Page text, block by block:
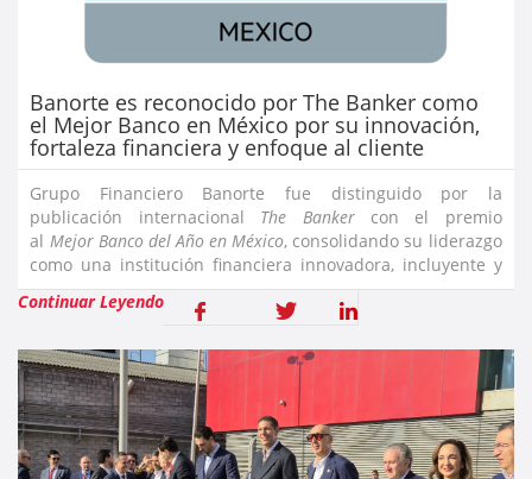
Banorte es reconocido por The Banker como
el Mejor Banco en México por su innovación,
fortaleza financiera y enfoque al cliente
Grupo Financiero Banorte fue distinguido por la
publicación internacional The Bankercon el premio
al Mejor Banco del Año en México, consolidando su liderazgo
como una institución financiera innovadora, incluyente y
centrada en el cliente.Carlos Hank González, Presidente
del
Continuar Leyendo